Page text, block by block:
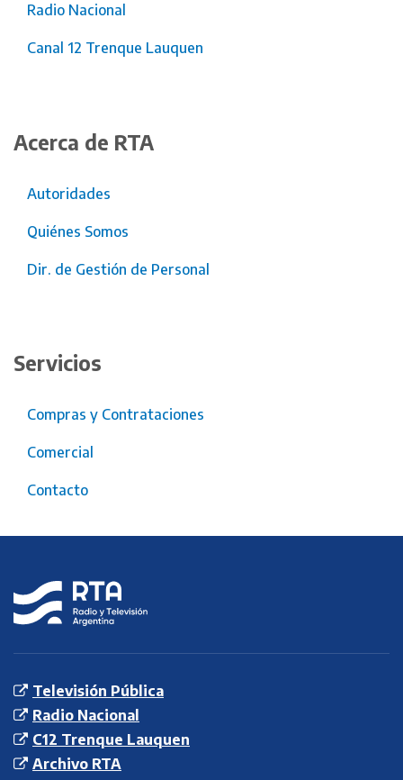
Radio Nacional
Canal 12 Trenque Lauquen
Acerca de RTA
Autoridades
Quiénes Somos
Dir. de Gestión de Personal
Servicios
Compras y Contrataciones
Comercial
Contacto
RTA
Radio y
Televisión
Argentina S.E.
Televisión Pública
Radio Nacional
C12 Trenque Lauquen
Archivo RTA